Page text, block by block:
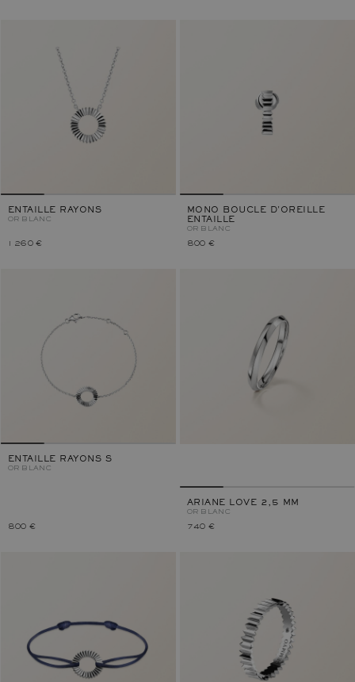
ENTAILLE RAYONS
OR BLANC
1 260 €
MONO BOUCLE D'OREILLE
ENTAILLE
OR BLANC
800 €
ENTAILLE RAYONS S
OR BLANC
800 €
ARIANE LOVE 2,5 MM
OR BLANC
740 €